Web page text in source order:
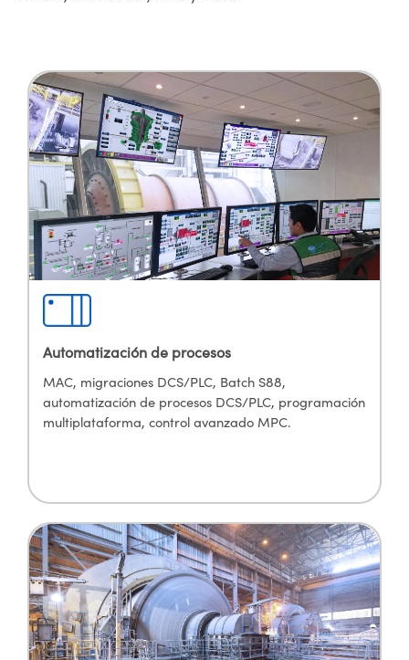
Automatización de procesos
MAC, migraciones DCS/PLC, Batch S88,
automatización de procesos DCS/PLC, programación
multiplataforma, control avanzado MPC.